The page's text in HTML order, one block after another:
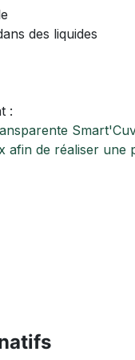
des liquides
:
afin de réaliser une